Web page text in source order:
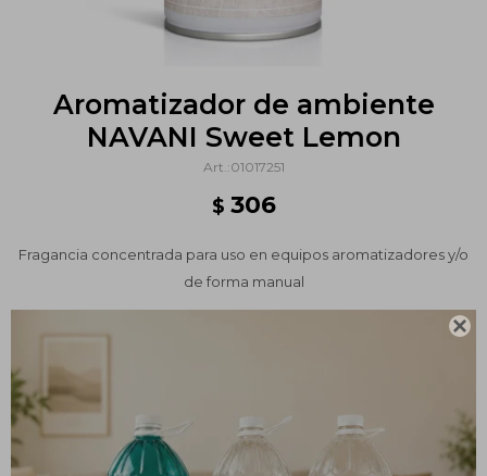

Aromatizador de ambiente
NAVANI Sweet Lemon
01017251
$ 306
Fragancia concentrada para uso en equipos aromatizadores y/o
de forma manual
PRODUCTOS QUE TE PUEDEN INTERESAR